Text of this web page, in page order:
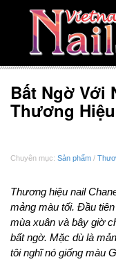
Bất Ngờ Với
Thương
Chuyên mục: Sản phẩm /
Thương hiệu nail
mảng màu tối. Đầu
mùa xuân và bây giờ
bất ngờ. Mặc dù là
tôi nghĩ nó giống màu